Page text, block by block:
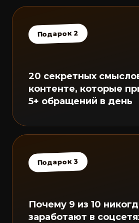
Подарок 2
20 секретных
контенте, которые
5+ обращений в день
Подарок 3
Почему 9 из 10
заработают в